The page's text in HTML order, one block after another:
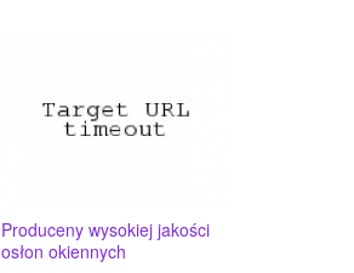
Produceny wysokiej jakości
osłon okiennych